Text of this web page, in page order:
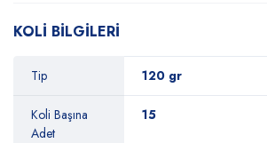
KOLİ BİLGİLERİ
Tip 120 gr
Koli Başına
Adet
15